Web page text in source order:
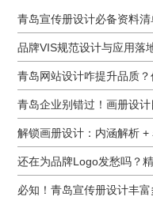
青岛宣传册设计必备资料清
品牌VIS规范设计与应用落
青岛网站设计咋提升品质
青岛企业别错过！画册设
解锁画册设计：内涵解析
必知！青岛宣传册设计丰